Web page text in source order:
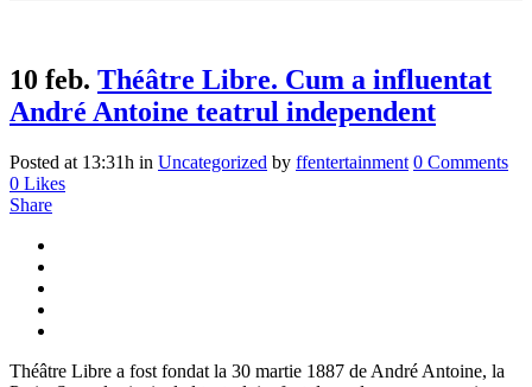
10 feb. Théâtre Libre. Cum a influentat
André Antoine teatrul independent
Posted at 13:31h in Uncategorized by ffentertainment 0 Comments
0 Likes
Share
Théâtre Libre a fost fondat la 30 martie 1887 de André Antoine, la